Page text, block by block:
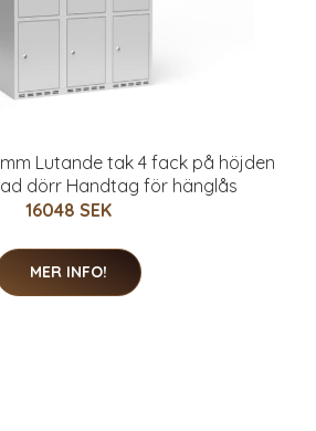
Lutande tak 4 fack på höjden
dörr Handtag för hänglås
16048 SEK
MER INFO!